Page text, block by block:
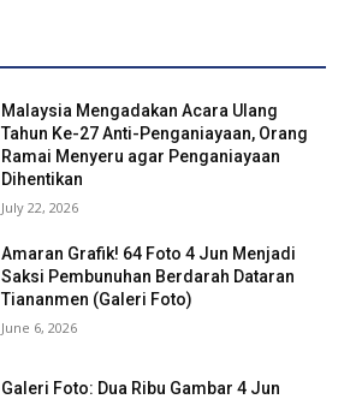
Malaysia Mengadakan Acara Ulang
Tahun Ke-27 Anti-Penganiayaan, Orang
Ramai Menyeru agar Penganiayaan
Dihentikan
July 22, 2026
Amaran Grafik! 64 Foto 4 Jun Menjadi
Saksi Pembunuhan Berdarah Dataran
Tiananmen (Galeri Foto)
June 6, 2026
Galeri Foto: Dua Ribu Gambar 4 Jun